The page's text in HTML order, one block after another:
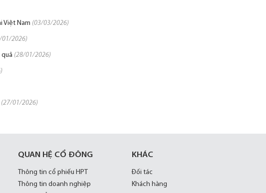
Việt Nam (03/03/2026)
01/2026)
(28/01/2026)
(27/01/2026)
QUAN HỆ CỔ ĐÔNG
Thông tin cổ phiếu HPT
Thông tin doanh nghiệp
KHÁC
Đối tác
Khách hàng